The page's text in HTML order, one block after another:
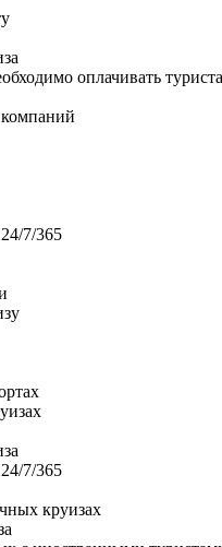
оплачивать
7/365
7/365
круизах